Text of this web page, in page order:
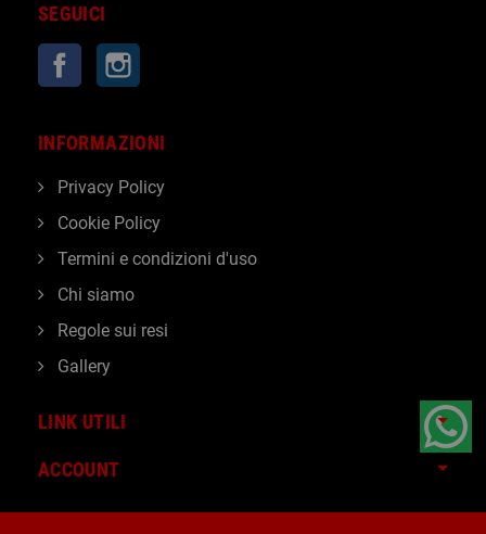
SEGUICI
Facebook
LINK UTILI
ACCOUNT
INFORMAZIONI
Privacy Policy
Cookie Policy
Termini e condizioni d'uso
Chi siamo
Regole sui resi
Gallery